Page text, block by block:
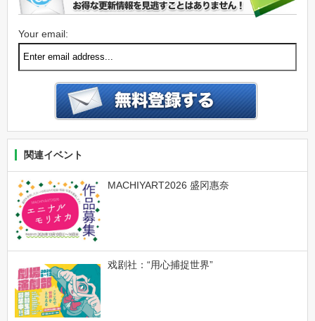
Your email:
関連イベント
MACHIYART2026 盛冈惠奈
戏剧社：“用心捕捉世界”